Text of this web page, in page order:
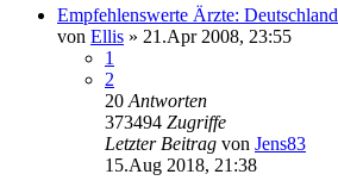
Empfehlenswerte Ärzte: Deutschland
von Ellis » 21.Apr 2008, 23:55
1
2
20 Antworten
373494 Zugriffe
Letzter Beitrag von Jens83
15.Aug 2018, 21:38